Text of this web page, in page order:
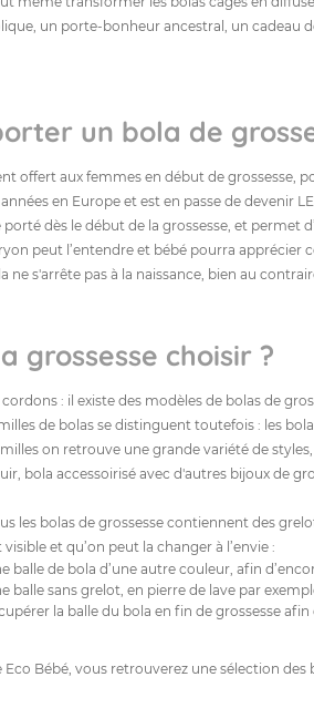
un porte-bonheur ancestral, un cadeau
un bola de
offert aux femmes en début de grossesse,
en Europe et est en passe de devenir
porté dès le début de la grossesse, et permet
peut l’entendre et bébé pourra
ne s'arrête pas à la naissance, bien au
grossesse choisir ?
: il existe des modèles de bolas de
de bolas se distinguent toutefois : les
on retrouve une grande variété de
bola accessoirisé avec d'autres bijoux de
les bolas de grossesse contiennent des
et qu’on peut la changer à l’envie :
balle de bola d’une autre couleur, afin
balle sans grelot, en pierre de lave par
la balle du bola en fin de grossesse
Bébé, vous retrouverez une sélection des